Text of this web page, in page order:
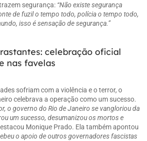
segurança: “Não existe segurança
de fuzil o tempo todo, polícia o tempo todo,
isso é sensação de segurança.”
celebração oficial
nas favelas
sofriam com a violência e o terror, o
celebrava a operação como um sucesso.
o governo do Rio de Janeiro se vangloriou da
um sucesso, desumanizou os mortos e
Monique Prado. Ela também apontou
o apoio de outros governadores fascistas